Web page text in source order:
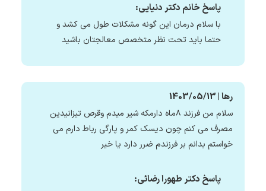
پاسخ خانم دکتر دنیایی:
با سلام درمان این گونه مشکلات طول می کشد و
حتما باید تحت نظر متخصص معالجتان باشید
رها | 1403/05/13
سلام من فرزند ۸ماه دارمکه شیر میدم وقرص تیزانیدین
مصرف می کنم چون دیسک کمر و پارگی رباط دارم می
خواستم بدانم بر فرزندم ضرر دارد یا خیر
پاسخ دکتر طهورا رضائی: